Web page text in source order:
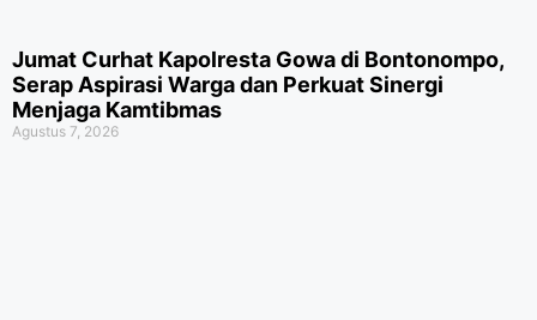
Jumat Curhat Kapolresta Gowa di Bontonompo,
Serap Aspirasi Warga dan Perkuat Sinergi
Menjaga Kamtibmas
Agustus 7, 2026